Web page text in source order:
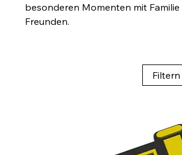
besonderen Momenten mit Familie
Freunden.